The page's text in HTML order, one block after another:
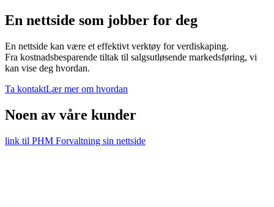
En nettside som jobber for deg
En nettside kan være et effektivt verktøy for verdiskaping.
Fra kostnadsbesparende tiltak til salgsutløsende markedsføring, vi
kan vise deg hvordan.
Ta kontaktLær mer om hvordan
Noen av våre kunder
link til PHM Forvaltning sin nettside